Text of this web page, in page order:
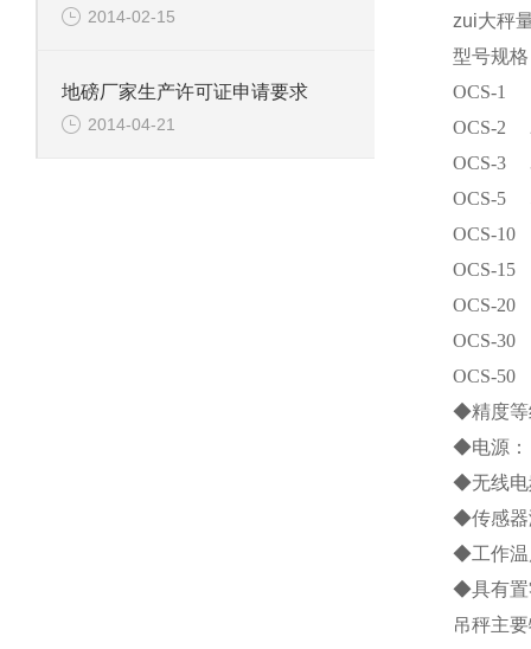
2014-02-15
地磅厂家生产许可证申请要求
2014-04-21
zui大秤
型号规格
OCS-1
OCS-2
OCS-3
OCS-5
OCS-10
OCS-15
OCS-20
OCS-30
OCS-50
◆精度等
◆电源：
◆无线电
◆传感器
◆工作温
◆具有置
吊秤主